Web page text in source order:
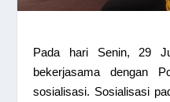
Pada hari Senin, 29
bekerjasama dengan
sosialisasi. Sosialisasi